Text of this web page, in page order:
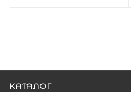
КАТАЛОГ